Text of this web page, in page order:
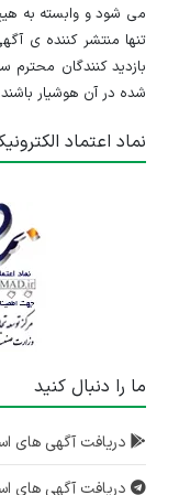
می شود و وابسته به
تنها منتشر کننده ی
بازدید کنندگان
شده در آن هوشیار باشند.
نماد اعتماد
ما را دنبال کنید
دریافت آگهی های
دریافت آگهی های